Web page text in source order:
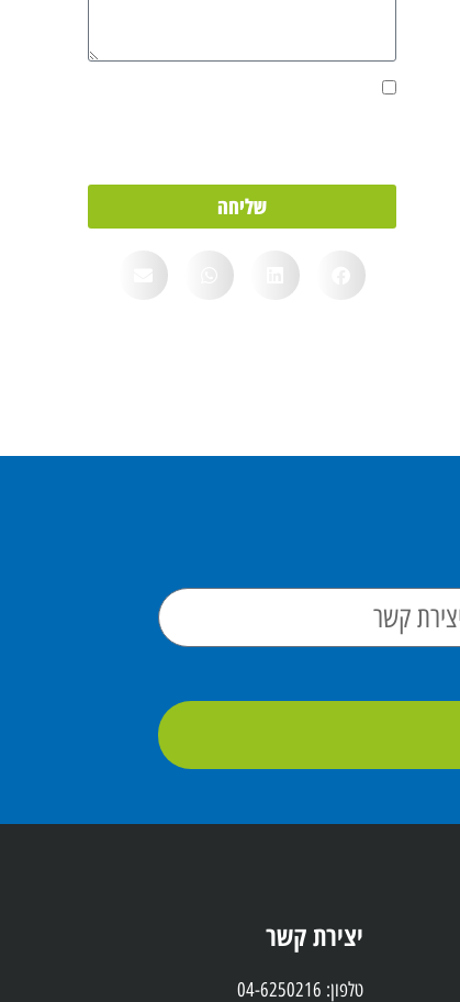
שליחה
יצירת קשר
טלפון: 04-6250216